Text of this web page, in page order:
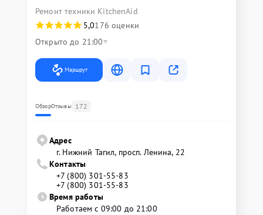
Ремонт техники KitchenAid
5,0176 оценки
Открыто до 21:00
Маршрут
ОбзорОтзывы 172
Адрес
г. Нижний Тагил, просп. Ленина, 22
Контакты
+7 (800) 301-55-83
+7 (800) 301-55-83
Время работы
Работаем с 09:00 до 21:00